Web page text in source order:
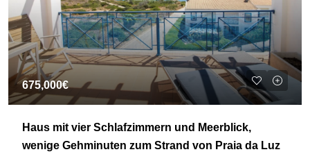
675,000€
Haus mit vier Schlafzimmern und Meerblick,
wenige Gehminuten zum Strand von Praia da Luz